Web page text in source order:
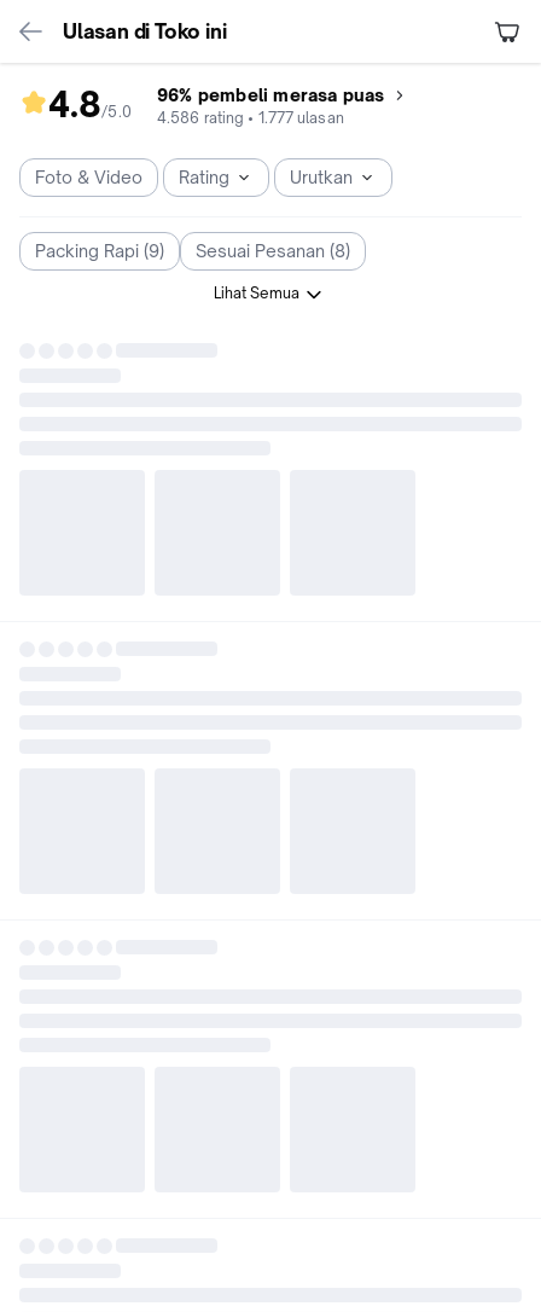
Ulasan di Toko ini
4.8/5.0
rating
4.8
dari
96% pembeli merasa puas
4.586 rating • 1.777 ulasan
Foto & Video Rating Urutkan
Packing Rapi (9) Sesuai Pesanan (8)
Lihat Semua